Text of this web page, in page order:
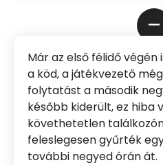
–
Már az első félidő
a köd, a játékvezető
folytatást a második
később kiderült, ez hiba
követhetetlen
feleslegesen gyűrték
további negyed órán át.